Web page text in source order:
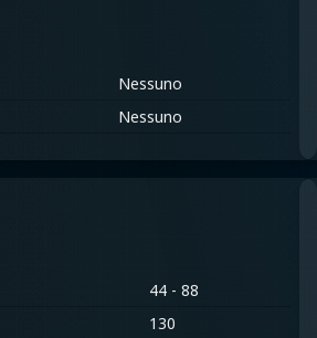
44 - 88
130
Nessuno
Nessuno